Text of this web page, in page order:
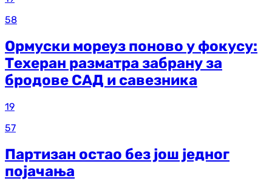
58
Ормуски мореуз поново у фокусу:
Техеран разматра забрану за
бродове САД и савезника
19
57
Партизан остао без још једног
појачања